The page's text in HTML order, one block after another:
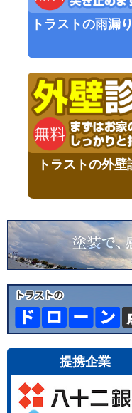
トラストの雨漏
トラストの外
提携企業